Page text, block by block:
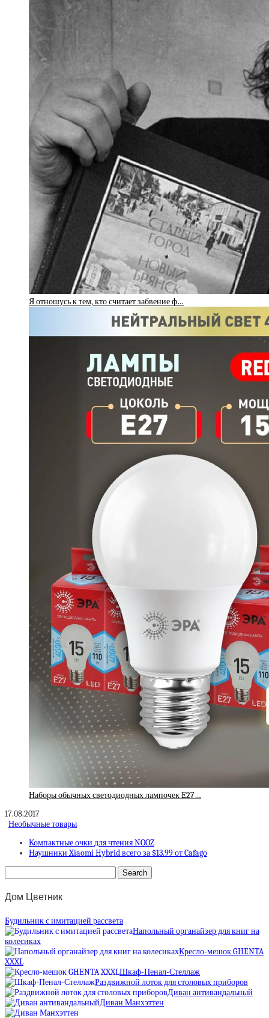
Я отношусь к тем, кто считает забвение ф…
Наборы обычных светодиодных лампочек E27…
17.08.2017
Необычные товары
Компактные очки для чтения NOOZ
Наушники Xiaomi Hybrid всего за $13.99 от Cafago
Дом Цветник
Будильник с имитацией рассвета
Напольный органайзер для книг на
колесиках
Кресло-мешок GHENTA
XXXL
Шкаф-Пенал-Стеллаж
Раздвижной лоток для столовых приборов
Диван антивандальный
Диван Манхэттен